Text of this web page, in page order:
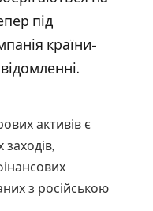
під
країни-
активів є
з російською